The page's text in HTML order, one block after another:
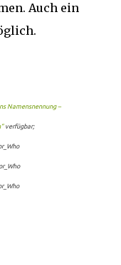
Auch ein
Namensnennung –
verfügbar;